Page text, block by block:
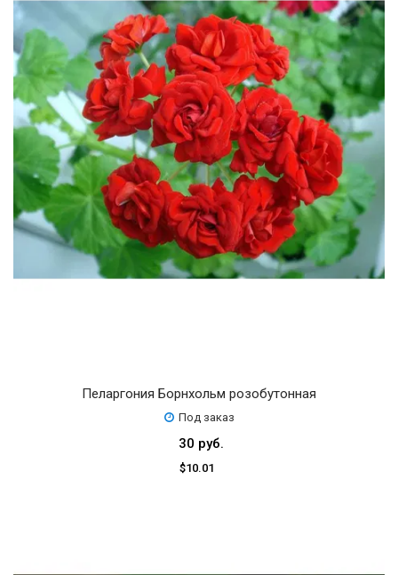
Пеларгония Борнхольм розобутонная
Под заказ
30 руб.
$10.01